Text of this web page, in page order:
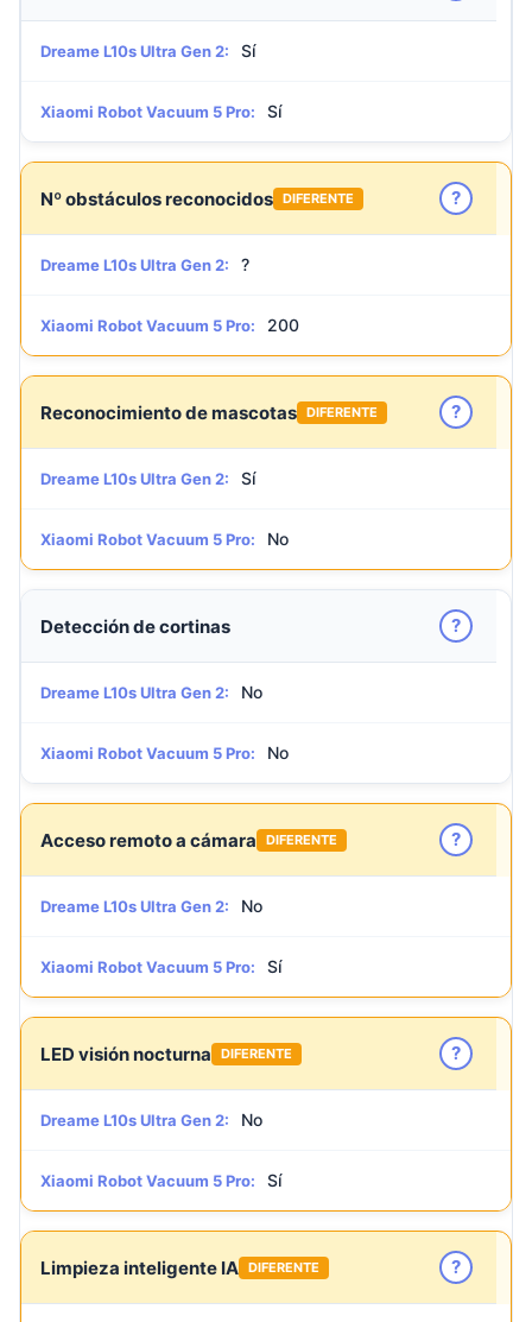
Dreame L10s Ultra Gen 2: Sí
Xiaomi Robot Vacuum 5 Pro: Sí
Nº obstáculos reconocidos DIFERENTE ?
Dreame L10s Ultra Gen 2: ?
Xiaomi Robot Vacuum 5 Pro: 200
Reconocimiento de mascotas DIFERENTE ?
Dreame L10s Ultra Gen 2: Sí
Xiaomi Robot Vacuum 5 Pro: No
Detección de cortinas ?
Dreame L10s Ultra Gen 2: No
Xiaomi Robot Vacuum 5 Pro: No
Acceso remoto a cámara DIFERENTE ?
Dreame L10s Ultra Gen 2: No
Xiaomi Robot Vacuum 5 Pro: Sí
LED visión nocturna DIFERENTE ?
Dreame L10s Ultra Gen 2: No
Xiaomi Robot Vacuum 5 Pro: Sí
Limpieza inteligente IA DIFERENTE ?